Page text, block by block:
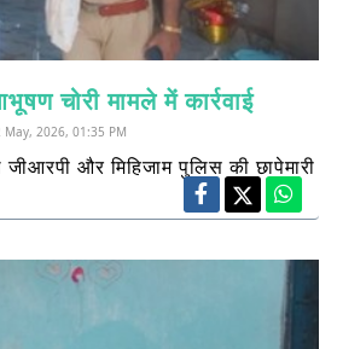
चोरी मामले में कार्रवाई
May, 2026, 01:35 PM
और मिहिजाम पुलिस की छापेमारी